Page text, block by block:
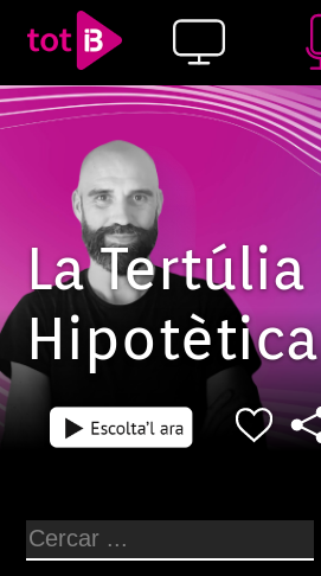
La Tertúlia
Hipotètica